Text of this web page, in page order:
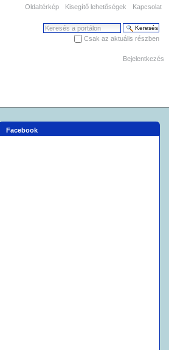
Oldaltérkép Kisegítő lehetőségek Kapcsolat
Keresés
Csak az aktuális részben
Bejelentkezés
Facebook